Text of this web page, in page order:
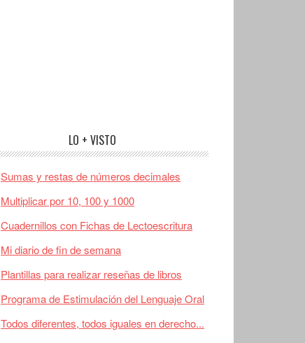
LO + VISTO
Sumas y restas de números decimales
Multiplicar por 10, 100 y 1000
Cuadernillos con Fichas de Lectoescritura
Mi diario de fin de semana
Plantillas para realizar reseñas de libros
Programa de Estimulación del Lenguaje Oral
Todos diferentes, todos iguales en derecho...